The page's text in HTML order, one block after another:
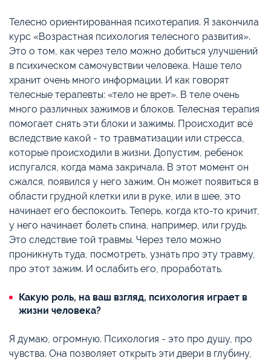
Телесно ориентированная психотерапия. Я закончила
курс «Возрастная психология телесного развития».
Это о том, как через тело можно добиться улучшений
в психическом самочувствии человека. Наше тело
хранит очень много информации. И как говорят
телесные терапевты: «тело не врет». В теле очень
много различных зажимов и блоков. Телесная терапия
помогает снять эти блоки и зажимы. Происходит всё
вследствие какой - то травматизации или стресса,
которые происходили в жизни. Допустим, ребенок
испугался, когда мама закричала. В этот момент он
сжался, появился у него зажим. Он может появиться в
области грудной клетки или в руке, или в шее, это
начинает его беспокоить. Теперь, когда кто-то кричит,
у него начинает болеть спина, например, или грудь.
Это следствие той травмы. Через тело можно
проникнуть туда, посмотреть, узнать про эту травму,
про этот зажим. И ослабить его, проработать.
Какую роль, на ваш взгляд, психология играет в
жизни человека?
Я думаю, огромную. Психология - это про душу, про
чувства. Она позволяет открыть эти двери в глубину,